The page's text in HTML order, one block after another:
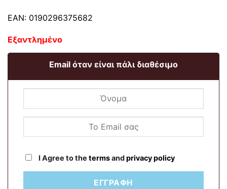
EAN: 0190296375682
Εξαντλημένο
Email όταν είναι πάλι διαθέσιμο
I Agree to the termsandprivacy policy
ΕΓΓΡΑΦΉ